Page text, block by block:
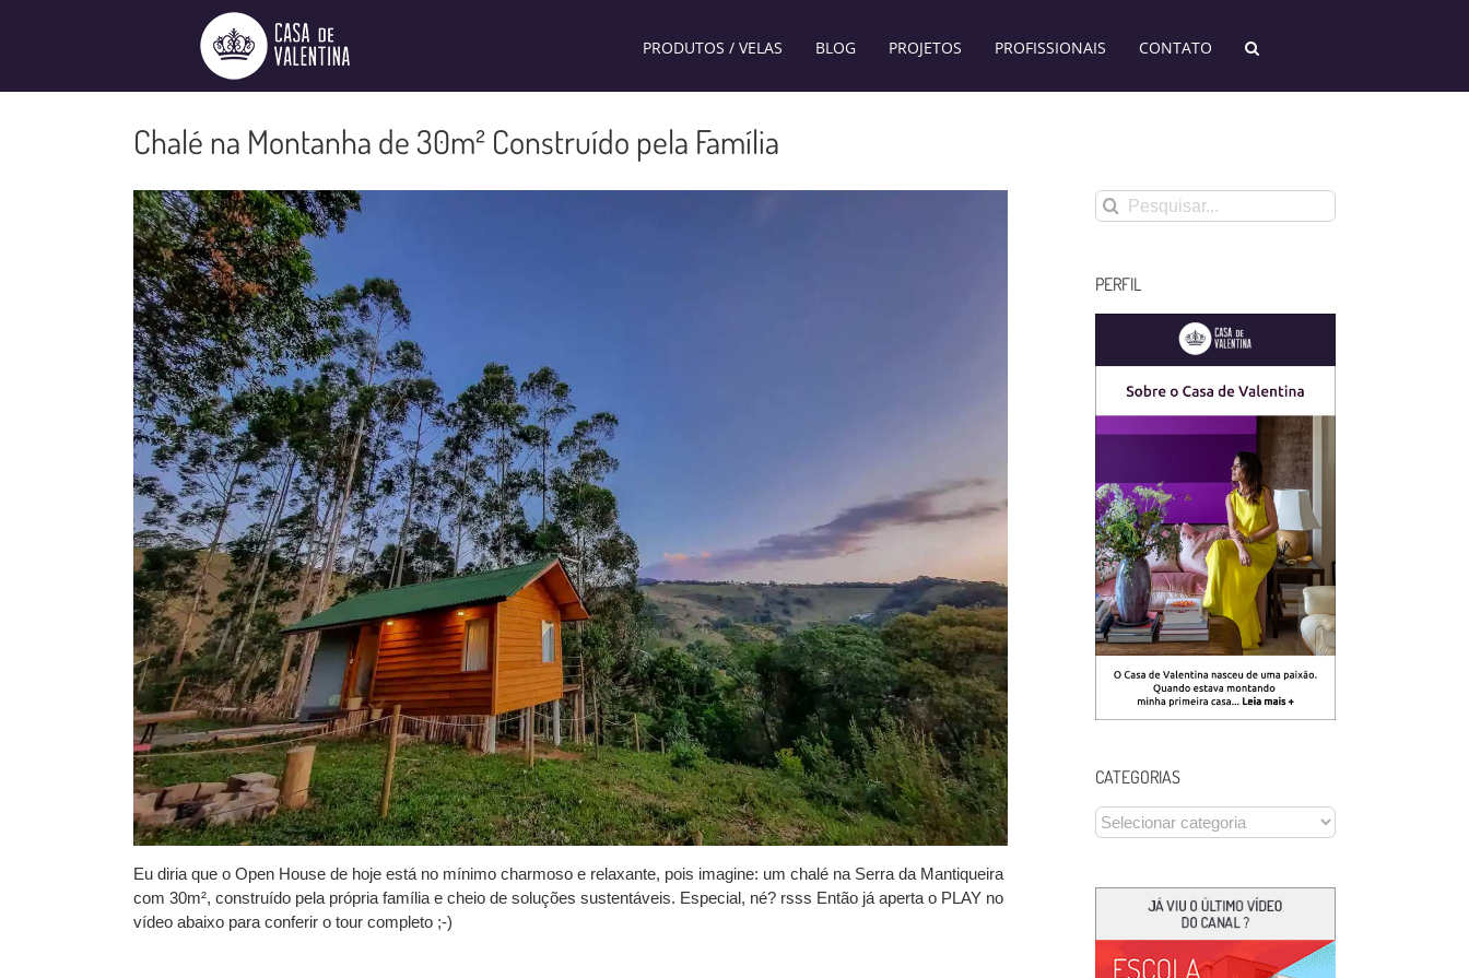
PRODUTOS / VELAS BLOG PROJETOS PROFISSIONAIS CONTATO
Chalé na Montanha de 30m² Construído pela Família
Eu diria que o Open House de hoje está no mínimo charmoso e relaxante, pois imagine: um chalé na Serra da Mantiqueira
com 30m², construído pela própria família e cheio de soluções sustentáveis. Especial, né? rsss Então já aperta o PLAY no
vídeo abaixo para conferir o tour completo ;-)
Buscar
resultados
PERFIL
CATEGORIAS
CATEGORIAS